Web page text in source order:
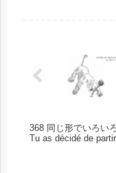
368 同じ形でいろい
Tu as décidé de partir.